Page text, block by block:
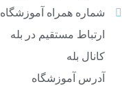
شماره همراه آموزشگاه
ارتباط مستقیم در بله
کانال بله
آدرس آموزشگاه